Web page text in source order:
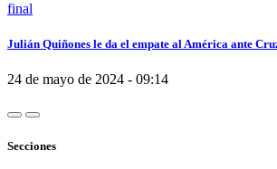
Julián Quiñones le da el empate al América ante
24 de mayo de 2024 - 09:14
Secciones